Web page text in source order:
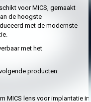
voor MICS, gemaakt
de hoogste
met de modernste
met het
producten:
MICS lens voor implantatie in